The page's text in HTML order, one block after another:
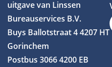
uitgave van Linssen
Bureauservices B.V.
Buys Ballotstraat 44207 HT
Gorinchem
Postbus 30664200 EB